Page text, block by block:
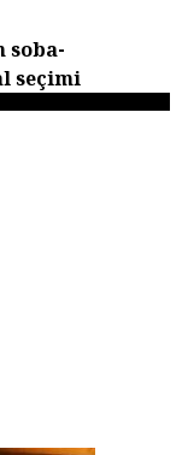
soba-
seçimi